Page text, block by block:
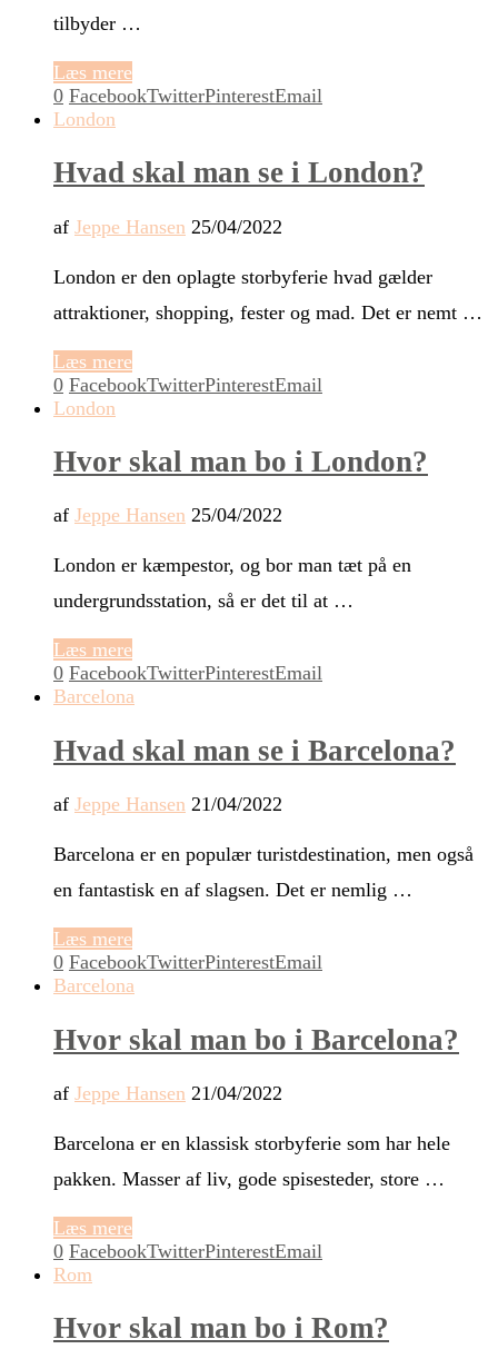
tilbyder …
Læs mere
0 FacebookTwitterPinterestEmail
London
Hvad skal man se i London?
af Jeppe Hansen 25/04/2022
London er den oplagte storbyferie hvad gælder
attraktioner, shopping, fester og mad. Det er nemt …
Læs mere
0 FacebookTwitterPinterestEmail
London
Hvor skal man bo i London?
af Jeppe Hansen 25/04/2022
London er kæmpestor, og bor man tæt på en
undergrundsstation, så er det til at …
Læs mere
0 FacebookTwitterPinterestEmail
Barcelona
Hvad skal man se i Barcelona?
af Jeppe Hansen 21/04/2022
Barcelona er en populær turistdestination, men også
en fantastisk en af slagsen. Det er nemlig …
Læs mere
0 FacebookTwitterPinterestEmail
Barcelona
Hvor skal man bo i Barcelona?
af Jeppe Hansen 21/04/2022
Barcelona er en klassisk storbyferie som har hele
pakken. Masser af liv, gode spisesteder, store …
Læs mere
0 FacebookTwitterPinterestEmail
Rom
Hvor skal man bo i Rom?